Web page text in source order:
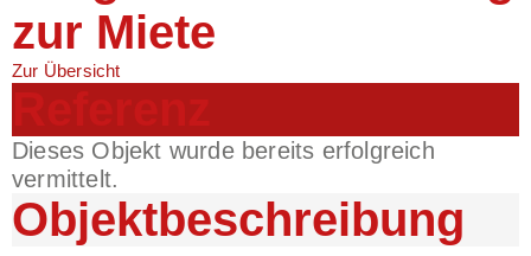
zur Miete
Zur Übersicht
Dieses Objekt wurde bereits erfolgreich
vermittelt.
Objekt­beschreibung